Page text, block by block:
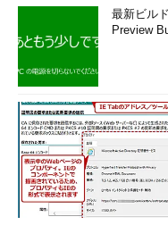
最新ビル
Preview